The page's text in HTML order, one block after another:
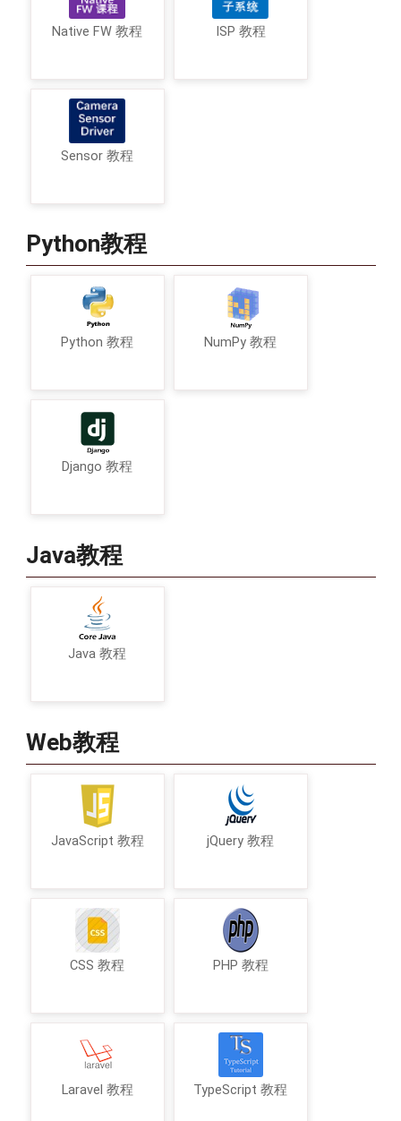
Native FW 教程 ISP 教程
Sensor 教程
Python教程
Python 教程 NumPy 教程
Django 教程
Java教程
Java 教程
Web教程
JavaScript 教程 jQuery 教程
CSS 教程 PHP 教程
Laravel 教程 TypeScript 教程